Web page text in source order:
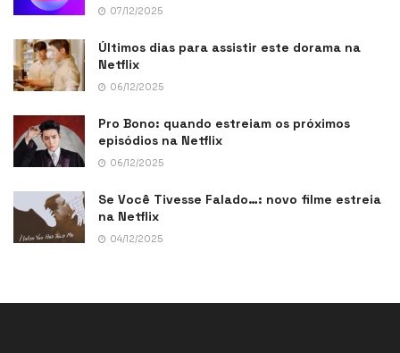
07/12/2025
Últimos dias para assistir este dorama na
Netflix
06/12/2025
Pro Bono: quando estreiam os próximos
episódios na Netflix
06/12/2025
Se Você Tivesse Falado…: novo filme estreia
na Netflix
04/12/2025